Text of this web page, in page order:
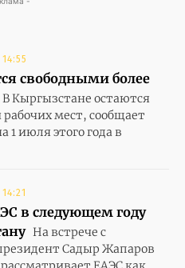
свободными более
В Кыргызстане остаются
мест, сообщает
июля этого года в
в следующем году
На встрече с
Садыр Жапаров